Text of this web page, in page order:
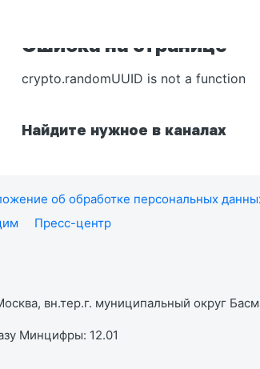
Ошибка на странице
crypto.randomUUID is not a function
Найдите нужное в каналах
об обработке персональных
Пресс-центр
вн.тер.г. муниципальный округ
Минцифры: 12.01